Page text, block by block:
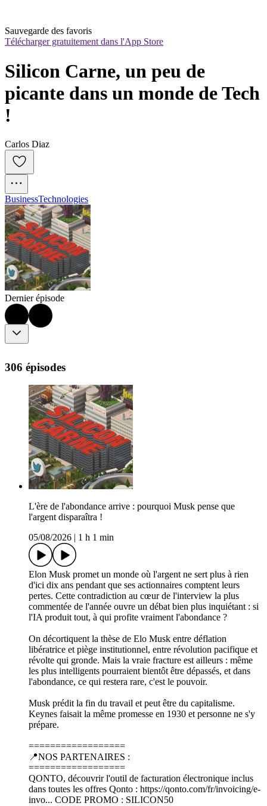
Sauvegarde des favoris
Télécharger gratuitement dans l'App Store
Silicon Carne, un peu de
picante dans un monde de Tech
!
Carlos Diaz
BusinessTechnologies
Dernier épisode
306 épisodes
L'ère de l'abondance arrive : pourquoi Musk pense que
l'argent disparaîtra !
05/08/2026
1 h 1 min
Elon Musk promet un monde où l'argent ne sert plus à rien
d'ici dix ans pendant que ses actionnaires comptent leurs
pertes. Cette contradiction au cœur de l'interview la plus
commentée de l'année ouvre un débat bien plus inquiétant : si
l'IA produit tout, à qui profite vraiment l'abondance ?
On décortiquent la thèse de Elo Musk entre déflation
libératrice et piège institutionnel, entre révolution pacifique et
révolte qui gronde. Mais la vraie fracture est ailleurs : même
les plus intelligents pourraient bientôt être dépassés, et dans
l'abondance, ce qui restera rare, c'est le pouvoir.
Musk prédit la fin du travail et peut être du capitalisme.
Keynes faisait la même promesse en 1930 et personne ne s'y
prépare.
==================
📍NOS PARTENAIRES :
==================
QONTO, découvrir l'outil de facturation électronique inclus
dans toutes les offres Qonto : https://qonto.com/fr/invoicing/e-
invo... CODE PROMO : SILICON50